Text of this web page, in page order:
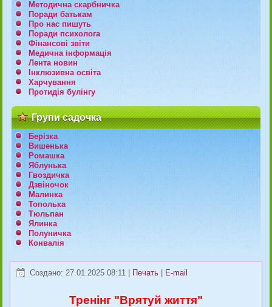
Методична скарбничка
Поради батькам
Про нас пишуть
Поради психолога
Фінансові звіти
Медична інформація
Лента новин
Інклюзивна освіта
Харчування
Протидія булінгу
Групи садочка
Берізка
Вишенька
Ромашка
Яблунька
Гвоздичка
Дзвіночок
Малинка
Тополька
Тюльпан
Ялинка
Полуничка
Конвалія
Создано: 27.01.2025 08:11 Печать E-mail
Тренінг "Врятуй життя"